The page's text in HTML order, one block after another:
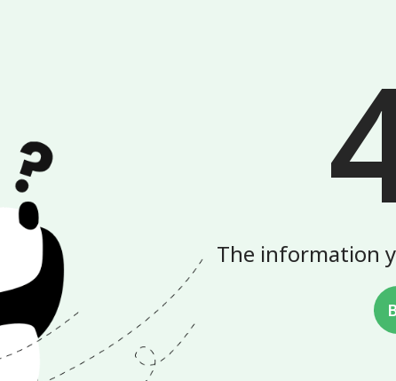
The information